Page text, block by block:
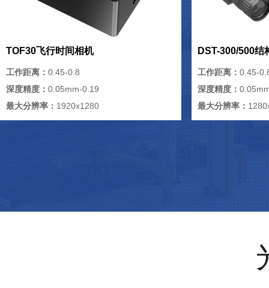
TOF30飞行时间相机
工作距离： 0.45-0.8
深度精度： 0.05mm-0.19
最大分辨率： 1920x1280
DST-300/500结
工作距离：0.45-
深度精度：
最大分辨率：